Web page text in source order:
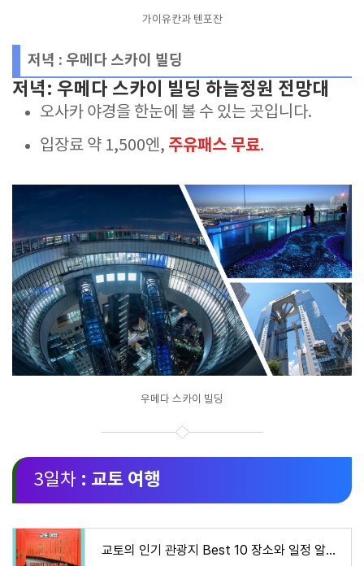
가이유칸과 텐포잔
저녁 : 우메다 스카이 빌딩
저녁: 우메다 스카이 빌딩 하늘정원 전망대
오사카 야경을 한눈에 볼 수 있는 곳입니다.
입장료 약 1,500엔, 주유패스 무료.
우메다 스카이 빌딩
3일차 : 교토 여행
교토의 인기 관광지 Best 10 장소와 일정 알아보기